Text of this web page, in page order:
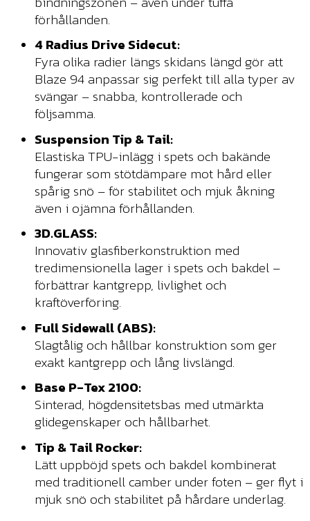
förhållanden.
4 Radius Drive Sidecut:
Fyra olika radier längs skidans längd gör att
Blaze 94 anpassar sig perfekt till alla typer av
svängar – snabba, kontrollerade och
följsamma.
Suspension Tip & Tail:
Elastiska TPU-inlägg i spets och bakände
fungerar som stötdämpare mot hård eller
spårig snö – för stabilitet och mjuk åkning
även i ojämna förhållanden.
3D.GLASS:
Innovativ glasfiberkonstruktion med
tredimensionella lager i spets och bakdel –
förbättrar kantgrepp, livlighet och
kraftöverföring.
Full Sidewall (ABS):
Slagtålig och hållbar konstruktion som ger
exakt kantgrepp och lång livslängd.
Base P-Tex 2100:
Sinterad, högdensitetsbas med utmärkta
glidegenskaper och hållbarhet.
Tip & Tail Rocker:
Lätt uppböjd spets och bakdel kombinerat
med traditionell camber under foten – ger flyt i
mjuk snö och stabilitet på hårdare underlag.